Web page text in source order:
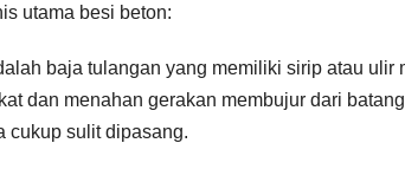
utama besi beton:
baja tulangan yang memiliki sirip atau
dan menahan gerakan membujur dari
cukup sulit dipasang.